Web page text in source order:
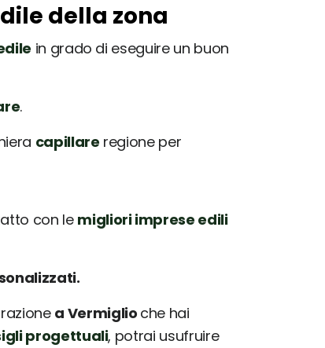
della zona
in grado di eseguire un buon
.
capillare regione per
con le migliori imprese edili
a Vermiglio che hai
progettuali, potrai usufruire